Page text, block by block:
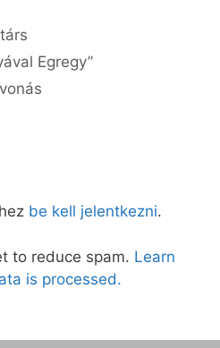
Egregy”
be kell jelentkezni.
to reduce spam. Learn
is processed.